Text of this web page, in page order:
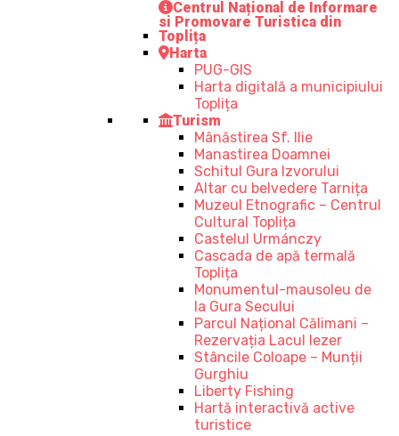
Centrul Național de Informare
si Promovare Turistica din
Toplița
Harta
PUG-GIS
Harta digitală a municipiului
Toplița
Turism
Mânăstirea Sf. Ilie
Manastirea Doamnei
Schitul Gura Izvorului
Altar cu belvedere Tarnița
Muzeul Etnografic – Centrul
Cultural Toplița
Castelul Urmánczy
Cascada de apă termală
Toplița
Monumentul-mausoleu de
la Gura Secului
Parcul Național Călimani –
Rezervația Lacul Iezer
Stâncile Coloape – Munții
Gurghiu
Liberty Fishing
Hartă interactivă active
turistice